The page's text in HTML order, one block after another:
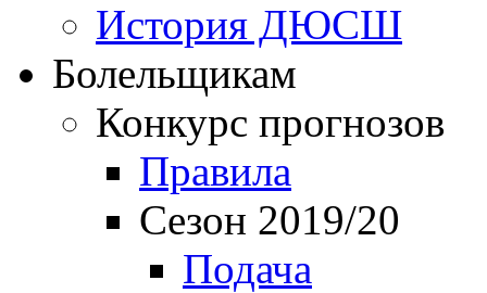
История ДЮСШ
Болельщикам
Конкурс прогнозов
Правила
Сезон 2019/20
Подача